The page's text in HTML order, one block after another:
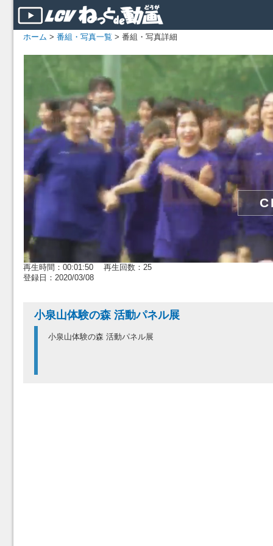
ホーム > 番組・写真一覧 > 番組・写真詳細
再生時間：00:01:50 再生回数：25
登録日：2020/03/08
小泉山体験の森 活動パネル展
小泉山体験の森 活動パネル展